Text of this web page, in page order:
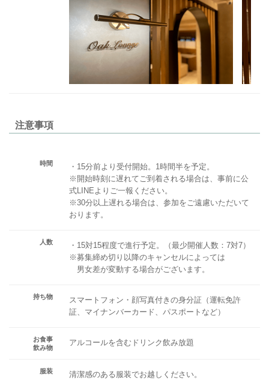
注意事項
時間
・15分前より受付開始。1時間半を予定。
※開始時刻に遅れてご到着される場合は、事前に公
式LINEよりご一報ください。
※30分以上遅れる場合は、参加をご遠慮いただいて
おります。
人数
・15対15程度で進行予定。（最少開催人数：7対7）
※募集締め切り以降のキャンセルによっては
男女差が変動する場合がございます。
持ち物
スマートフォン・顔写真付きの身分証（運転免許
証、マイナンバーカード、パスポートなど）
お食事
飲み物
アルコールを含むドリンク飲み放題
服装 清潔感のある服装でお越しください。